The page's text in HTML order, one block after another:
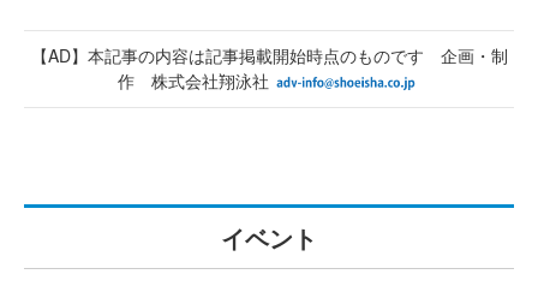
【AD】本記事の内容は記事掲載開始時点のものです 企画・制
作 株式会社翔泳社
イベント